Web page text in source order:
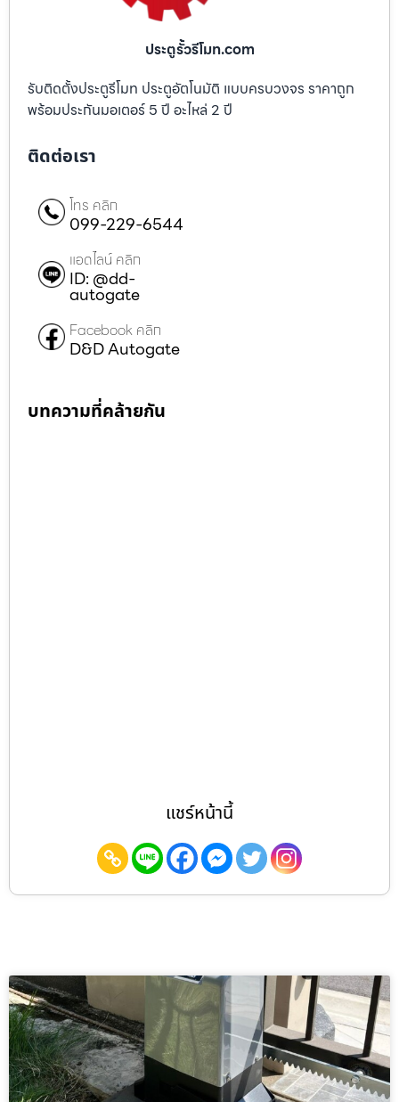
ประตูรั้วรีโมท.com
รับติดตั้งประตูรีโมท ประตูอัตโนมัติ แบบครบวงจร ราคาถูก
พร้อมประกันมอเตอร์ 5 ปี อะไหล่ 2 ปี
ติดต่อเรา
โทร คลิก
099-229-6544
แอดไลน์ คลิก
ID: @dd-
autogate
Facebook คลิก
D&D Autogate
บทความที่คล้ายกัน
แชร์หน้านี้